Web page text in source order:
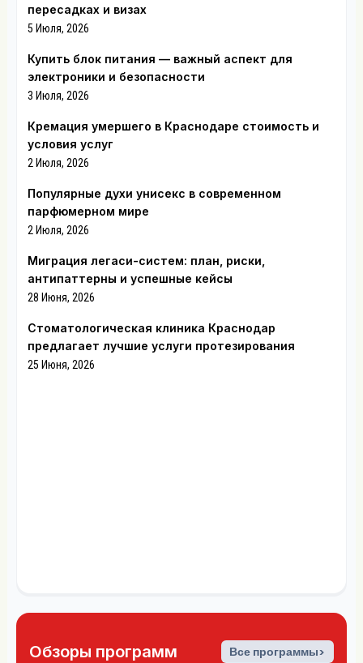
пересадках и визах
5 Июля, 2026
Купить блок питания — важный аспект для
электроники и безопасности
3 Июля, 2026
Кремация умершего в Краснодаре стоимость и
условия услуг
2 Июля, 2026
Популярные духи унисекс в современном
парфюмерном мире
2 Июля, 2026
Миграция легаси-систем: план, риски,
антипаттерны и успешные кейсы
28 Июня, 2026
Стоматологическая клиника Краснодар
предлагает лучшие услуги протезирования
25 Июня, 2026
Обзоры программ Все программы>